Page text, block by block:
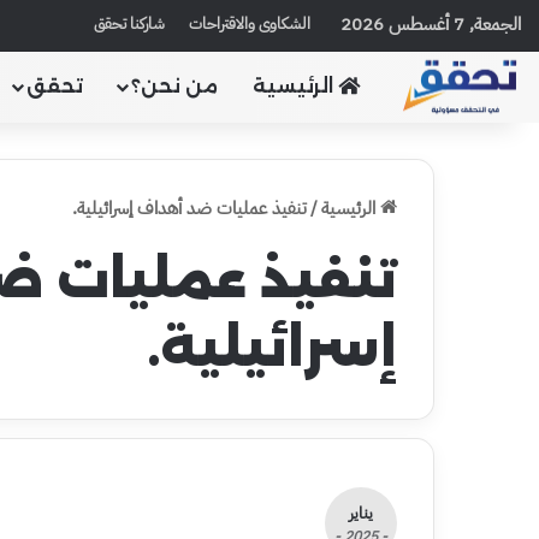
الجمعة, 7 أغسطس 2026 الشكاوى والاقتراحات شاركنا تحقق
الرئيسية من نحن؟ تحقق
الرئيسية/تنفيذ عمليات ضد أهداف إسرائيلية.
تنفيذ عمليات
إسرائيلية.
يناير